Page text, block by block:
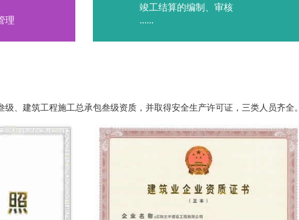
理
竣工结算的编制、审核
......
、建筑工程施工总承包叁级资质，并取得安全生产许可证，三类人员齐全。